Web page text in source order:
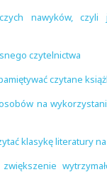
nawyków,
czytelnictwa
czytane
na
klasykę literatury